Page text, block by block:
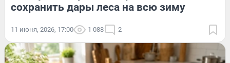
сохранить дары леса на всю зиму
11 июня, 2026, 17:00 1 088 2